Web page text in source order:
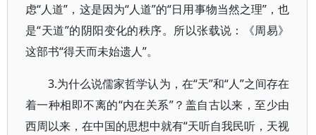
虑“人道”，这是因为“人道”的“日用事物当然之理”，也
是“天道”的阴阳变化的秩序。所以张载说：《周易》
这部书“得天而未始遗人”。
3.为什么说儒家哲学认为，在“天”和“人”之间存在
着一种相即不离的“内在关系”？盖自古以来，至少由
西周以来，在中国的思想中就有“天听自我民听，天视